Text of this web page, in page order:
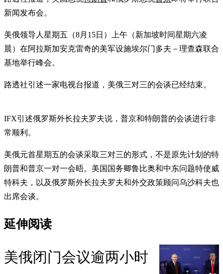
新闻发布会。
美俄领导人星期五（8月15日）上午（新加坡时间星期六凌
晨）在阿拉斯加安克雷奇的美军设施埃尔门多夫－理查森联合
基地举行峰会。
路透社引述一家电视台报道，美俄三对三的会谈已经结束。
IFX引述俄罗斯外长拉夫罗夫说，普京和特朗普的会谈进行非
常顺利。
美俄元首星期五的会谈采取三对三的形式，不是原先计划的特
朗普和普京一对一会晤。美国国务卿鲁比奥和中东问题特使威
特科夫，以及俄罗斯外长拉夫罗夫和外交政策顾问乌沙科夫也
出席会谈。
延伸阅读
美俄闭门会议逾两小时